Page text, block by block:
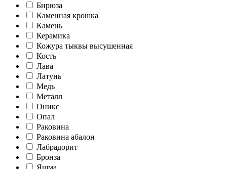
Бирюза
Каменная крошка
Камень
Керамика
Кожура тыквы высушенная
Кость
Лава
Латунь
Медь
Металл
Оникс
Опал
Раковина
Раковина абалон
Лабрадорит
Бронза
Яшма